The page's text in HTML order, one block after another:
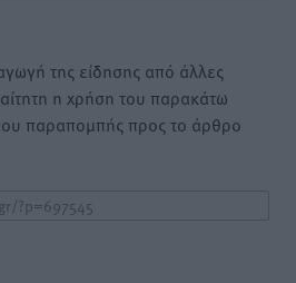
της είδησης από άλλες
η χρήση του παρακάτω
παραπομπής προς το άρθρο